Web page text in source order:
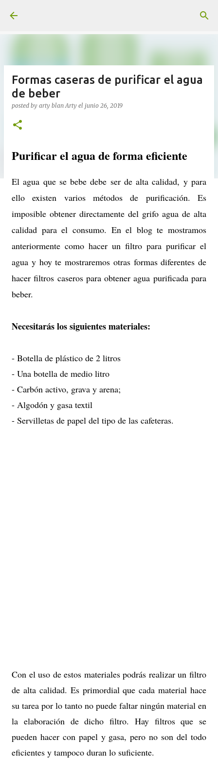
Formas caseras de purificar el agua
de beber
posted by arty blanArty el junio 26, 2019
Purificar el agua de forma eficiente
El agua que se bebe debe ser de alta calidad, y para
ello existen varios métodos de purificación. Es
imposible obtener directamente del grifo agua de alta
calidad para el consumo. En el blog te mostramos
anteriormente como hacer un filtro para purificar el
agua y hoy te mostraremos otras formas diferentes de
hacer filtros caseros para obtener agua purificada para
beber.
Necesitarás los siguientes materiales:
- Botella de plástico de 2 litros
- Una botella de medio litro
- Carbón activo, grava y arena;
- Algodón y gasa textil
- Servilletas de papel del tipo de las cafeteras.
Con el uso de estos materiales podrás realizar un filtro
de alta calidad. Es primordial que cada material hace
su tarea por lo tanto no puede faltar ningún material en
la elaboración de dicho filtro. Hay filtros que se
pueden hacer con papel y gasa, pero no son del todo
eficientes y tampoco duran lo suficiente.